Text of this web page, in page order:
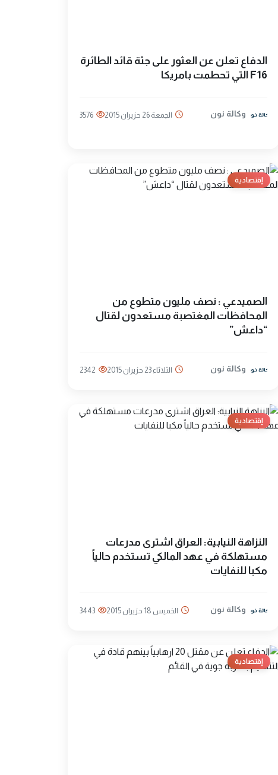
الدفاع تعلن عن العثور على جثة قائد الطائرة
F16 التي تحطمت بامريكا
وكالة نون الجمعة 26 حزيران 2015 3576
إقتصادية
الصميدعي : نصف مليون متطوع من
المحافظات المغتصبة مستعدون لقتال
“داعش”
وكالة نون الثلاثاء 23 حزيران 2015 2342
إقتصادية
النزاهة النيابية: العراق اشترى مدرعات
مستهلكة في عهد المالكي تستخدم حالياً
مكبا للنفايات
وكالة نون الخميس 18 حزيران 2015 3443
إقتصادية